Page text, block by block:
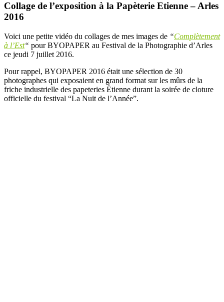
Collage de l’exposition à la Papèterie Etienne – Arles
2016
Voici une petite vidéo du collages de mes images de “Complètement
à l’Est“ pour BYOPAPER au Festival de la Photographie d’Arles
ce jeudi 7 juillet 2016.
Pour rappel, BYOPAPER 2016 était une sélection de 30
photographes qui exposaient en grand format sur les mûrs de la
friche industrielle des papeteries Étienne durant la soirée de cloture
officielle du festival “La Nuit de l’Année”.